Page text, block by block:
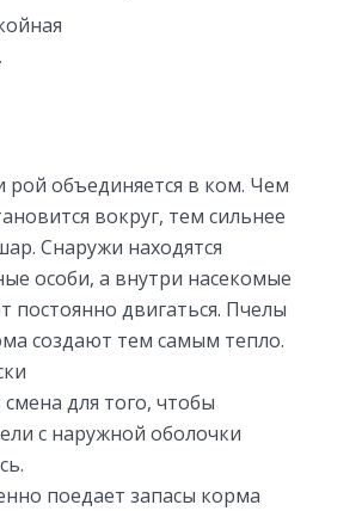
рой объединяется в ком. Чем
вокруг, тем сильнее
Снаружи находятся
особи, а внутри насекомые
постоянно двигаться. Пчелы
создают тем самым тепло.
для того, чтобы
с наружной оболочки
поедает запасы корма